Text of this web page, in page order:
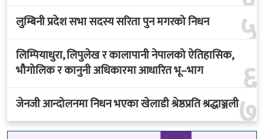
५
लुम्बिनी प्रदेश सभा सदस्य सरिता पुन मगरको निधन
६
लिम्पियाधुरा, लिपुलेख र कालापानी नेपालको ऐतिहासिक,
भौगोलिक र कानुनी अधिकारमा आधारित भू–भाग
७
जेनजी आन्दोलनमा निधन भएका खेलाडी श्रेष्ठप्रति श्रद्धाञ्जली